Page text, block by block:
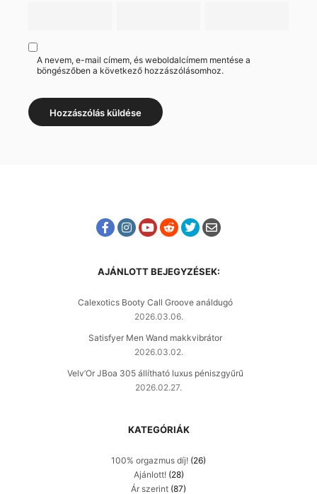
A nevem, e-mail címem, és weboldalcímem mentése a
böngészőben a következő hozzászólásomhoz.
AJÁNLOTT BEJEGYZÉSEK:
Calexotics Booty Call Groove análdugó
2026.03.06.
Satisfyer Men Wand makkvibrátor
2026.03.02.
Velv’Or JBoa 305 állítható luxus péniszgyűrű
2026.02.27.
KATEGÓRIÁK
100% orgazmus díj! (26)
Ajánlott!(28)
Ár szerint (87)